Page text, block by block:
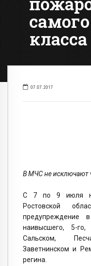
класса
07.07.2017
В МЧС не исключают
С 7 по 9 июля на
Ростовской
предупреждение
наивысшего, 5-
Сальском,
Заветнинском и
регина.